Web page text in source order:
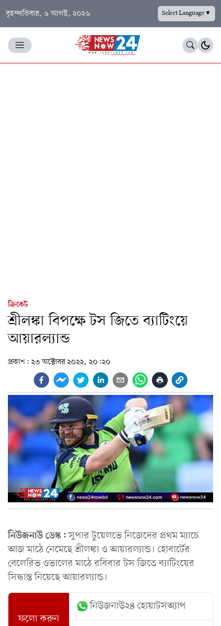
বৃহস্পতিবার, ৬ আগস্ট, ২০২৬ Select Language▼
ক্রিকেট
শ্রীলঙ্কা বিপক্ষে টস জিতে ব্যাটিংয়ে
আয়ারল্যান্ড
প্রকাশ: ২৩ অক্টোবর ২০২২, ২০:২০
নিউজনাউ ডেস্ক:সুপার টুয়েলভে নিজেদের প্রথম ম্যাচে
আজ মাঠে নেমেছে শ্রীলঙ্কা ও আয়ারল্যান্ড। হোবার্টের
বেলেরিভ ওভালের মাঠে রবিবার টস জিতে ব্যাটিংয়ের
সিদ্ধান্ত নিয়েছে আয়ারল্যান্ড।
ফলো করুন
নিউজনাউ২৪ হোয়াটসঅ্যাপ